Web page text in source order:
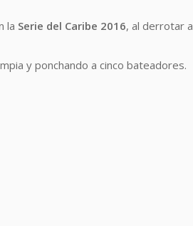
la Serie del Caribe 2016, al derrotar a
y ponchando a cinco bateadores.